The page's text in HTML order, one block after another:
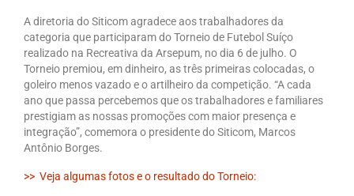
Seus Direitos
Convenções Coletivas
Registro em Carteira
Salário Normativo
Seguro Desemprego
Direitos Trabalhistas – Outros
A diretoria do Siticom agradece aos trabalhadores da
categoria que participaram do Torneio de Futebol Suíço
realizado na Recreativa da Arsepum, no dia 6 de julho. O
Torneio premiou, em dinheiro, as três primeiras colocadas, o
goleiro menos vazado e o artilheiro da competição. “A cada
ano que passa percebemos que os trabalhadores e familiares
prestigiam as nossas promoções com maior presença e
integração”, comemora o presidente do Siticom, Marcos
Antônio Borges.
>> Veja algumas fotos e o resultado do Torneio: